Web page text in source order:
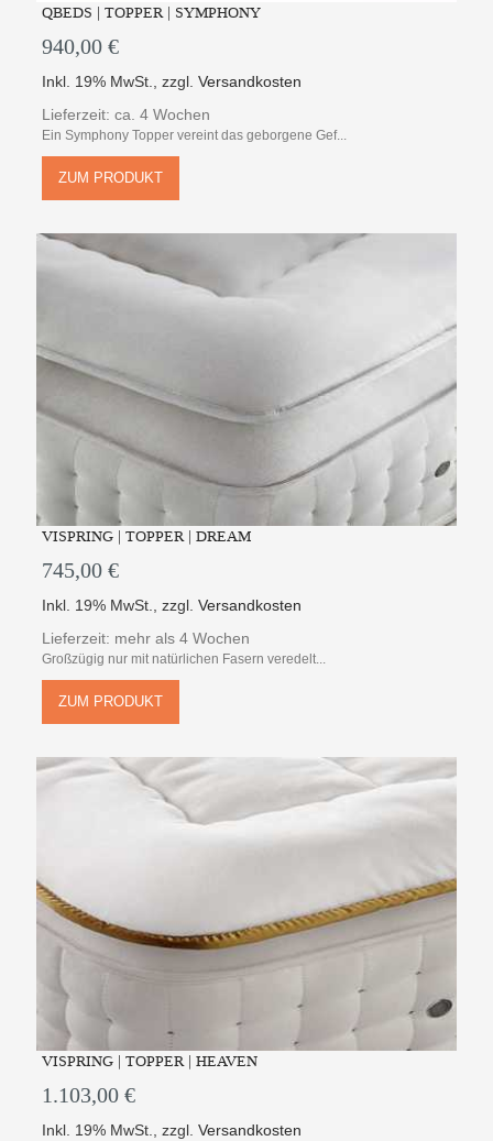
QBEDS | TOPPER | SYMPHONY
940,00 €
Inkl. 19% MwSt. ,zzgl.Versandkosten
Lieferzeit: ca. 4 Wochen
Ein Symphony Topper vereint das geborgene Gef...
ZUM PRODUKT
VISPRING | TOPPER | DREAM
745,00 €
Inkl. 19% MwSt.,zzgl.Versandkosten
Lieferzeit: mehr als 4 Wochen
Großzügig nur mit natürlichen Fasern veredelt...
ZUM PRODUKT
VISPRING | TOPPER | HEAVEN
1.103,00 €
Inkl. 19% MwSt.,zzgl.Versandkosten